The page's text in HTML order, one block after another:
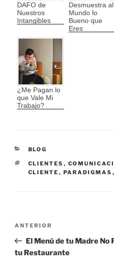
DAFO de
Nuestros
Intangibles
Desmuestra al
Mundo lo
Bueno que
Eres
¿Me Pagan lo
que Vale Mi
Trabajo?
CATEGORÍAS
BLOG
ETIQUETAS
CLIENTES ,
CLIENTE , PARADIGMAS ,
entradas
Entrada
anterior:
ANTERIOR
El Menú de tu Madre No
tu Restaurante